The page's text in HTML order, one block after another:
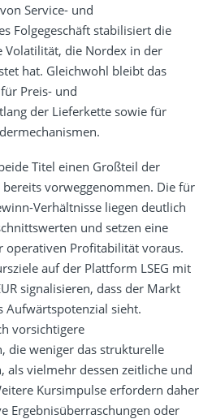
Service- und
Folgegeschäft stabilisiert die
Volatilität, die Nordex in der
hat. Gleichwohl bleibt das
Preis- und
der Lieferkette sowie für
Titel einen Großteil der
vorweggenommen. Die für
Verhältnisse liegen deutlich
und setzen eine
operativen Profitabilität voraus.
auf der Plattform LSEG mit
signalisieren, dass der Markt
Aufwärtspotenzial sieht.
vorsichtigere
die weniger das strukturelle
als vielmehr dessen zeitliche und
Kursimpulse erfordern daher
Ergebnisüberraschungen oder